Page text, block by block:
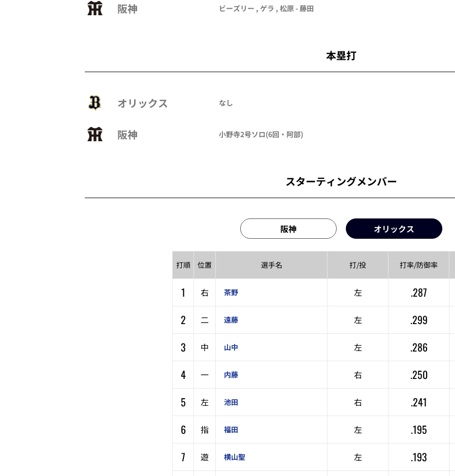
阪神 ビーズリー , ゲラ , 松原 - 藤田
本塁打
オリックス なし
阪神 小野寺2号ソロ(6回・ 阿部)
スターティングメンバー
阪神 オリックス
打順 位置 選手名 打/投 打率/防御率
1 右 茶野 左 .287
2
二 遠藤 左 .299
3
中 山中 左 .286
4
一 内藤 右 .250
5
左 池田 右 .241
6
指 福田 左 .195
7
遊 横山聖 左 .193